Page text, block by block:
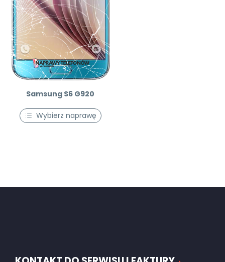
Samsung S6 G920
Wybierz naprawę